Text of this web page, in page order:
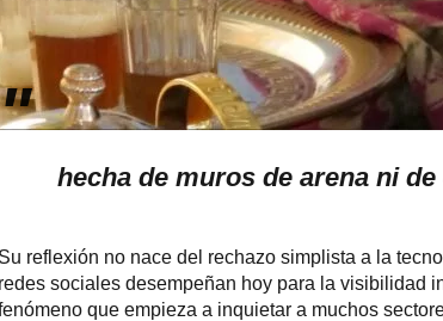
hecha de muros de arena ni
Su reflexión no nace del rechazo simplista a la
redes sociales desempeñan hoy para la visibilidad
que empieza a inquietar a muchos